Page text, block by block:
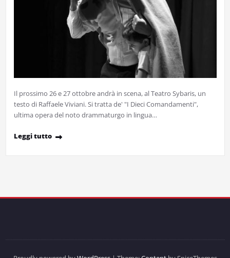
Il prossimo 26 e 27 ottobre andrà in scena, al Teatro Sybaris, un
testo di Raffaele Viviani. Si tratta de' "I Dieci Comandamenti",
ultima opera del noto drammaturgo in lingua…
Leggi tutto